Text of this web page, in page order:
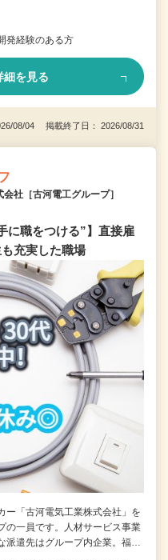
発経験のある方
細を見る
08/04 掲載終了日： 2026/08/31
社［古河電工グループ］
に職をつける”】直接雇
充実した職場
ー「古河電気工業株式会社」を
の一員です。人材サービス事業
派遣先はグループ内企業。福…